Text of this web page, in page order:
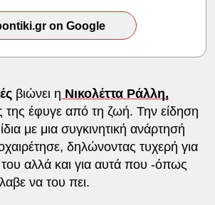
on Google
βιώνει η Νικολέττα Ράλλη,
έφυγε από τη ζωή. Την είδηση
με μια συγκινητική ανάρτησή
δηλώνοντας τυχερή για
αλλά και για αυτά που -όπως
να του πει.